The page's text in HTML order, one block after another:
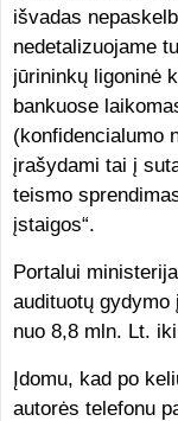
išvadas
nedetalizuojame
jūrininkų ligoninė
bankuose
(konfidencialumo
įrašydami tai į
teismo
įstaigos“.
Portalui
audituotų
nuo 8,8 mln. Lt.
Įdomu, kad po
autorės telefonu